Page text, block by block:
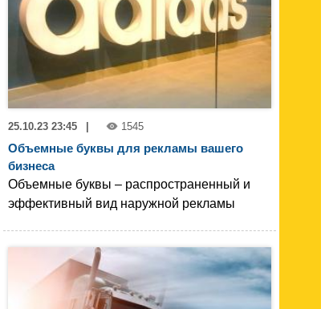
25.10.23 23:45 | 1545
Объемные буквы для рекламы вашего
бизнеса
Объемные буквы – распространенный и
эффективный вид наружной рекламы